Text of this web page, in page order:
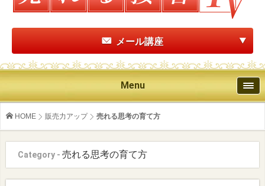
メール講座
Menu
HOME 販売力アップ 売れる思考の育て方
Category - 売れる思考の育て方